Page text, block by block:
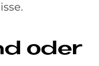
oder